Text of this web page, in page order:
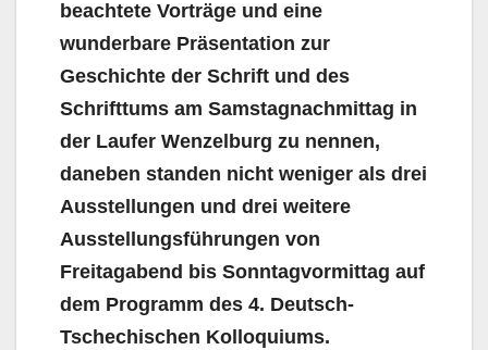
beachtete Vorträge und eine
wunderbare Präsentation zur
Geschichte der Schrift und des
Schrifttums am Samstagnachmittag in
der Laufer Wenzelburg zu nennen,
daneben standen nicht weniger als drei
Ausstellungen und drei weitere
Ausstellungsführungen von
Freitagabend bis Sonntagvormittag auf
dem Programm des 4. Deutsch-
Tschechischen Kolloquiums.